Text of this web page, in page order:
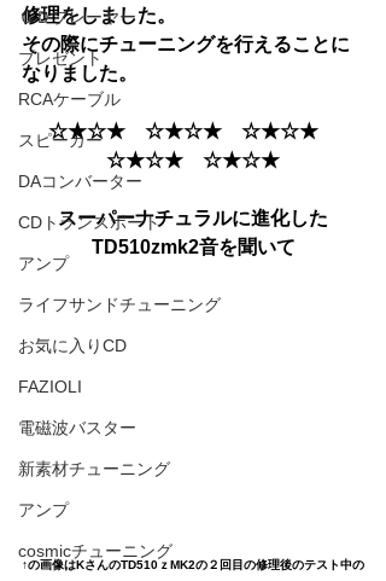
ＣＤプレーヤー
プレゼント
RCAケーブル
スピーカー
DAコンバーター
CDトランスポート
アンプ
ライフサンドチューニング
お気に入りCD
FAZIOLI
電磁波バスター
新素材チューニング
アンプ
cosmicチューニング
修理をしました。
その際にチューニングを行えることに
なりました。
☆★☆★　☆★☆★　☆★☆★
☆★☆★　☆★☆★
スーパーナチュラルに進化した
TD510zmk2音を聞いて
↑の画像はKさんのTD510ｚMK2の２回目の修理後のテスト中の